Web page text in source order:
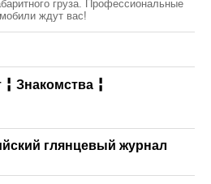
груза. Профессиональные
ждут вас!
Знакомства ╏
глянцевый журнал